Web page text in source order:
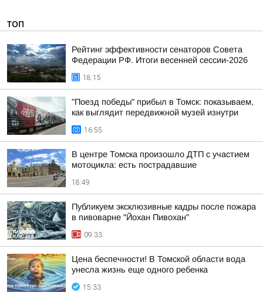
ТОП
Рейтинг эффективности сенаторов Совета
Федерации РФ. Итоги весенней сессии-2026
18:15
"Поезд победы" прибыл в Томск: показываем,
как выглядит передвижной музей изнутри
16:55
В центре Томска произошло ДТП с участием
мотоцикла: есть пострадавшие
18:49
Публикуем эксклюзивные кадры после пожара
в пивоварне "Йохан Пивохан"
09:33
Цена беспечности! В Томской области вода
унесла жизнь еще одного ребенка
15:33